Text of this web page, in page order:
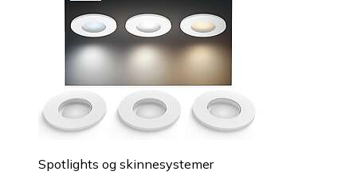
Spotlights og skinnesystemer